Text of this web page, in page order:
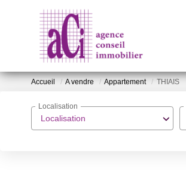
Accueil A vendre Appartement THIAIS
Localisation
Localisation